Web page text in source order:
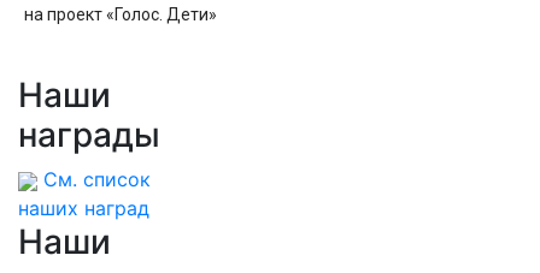
на проект «Голос. Дети»
Наши
награды
См. список
наших наград
Наши